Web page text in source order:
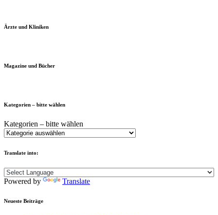
Ärzte und Kliniken
Magazine und Bücher
Kategorien – bitte wählen
Kategorien – bitte wählen
Translate into:
Powered by Translate
Neueste Beiträge